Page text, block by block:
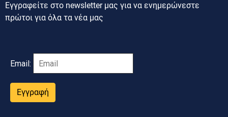
Εγγραφείτε στο newsletter μας για να ενημερώνεστε
πρώτοι για όλα τα νέα μας
Email:
Εγγραφή